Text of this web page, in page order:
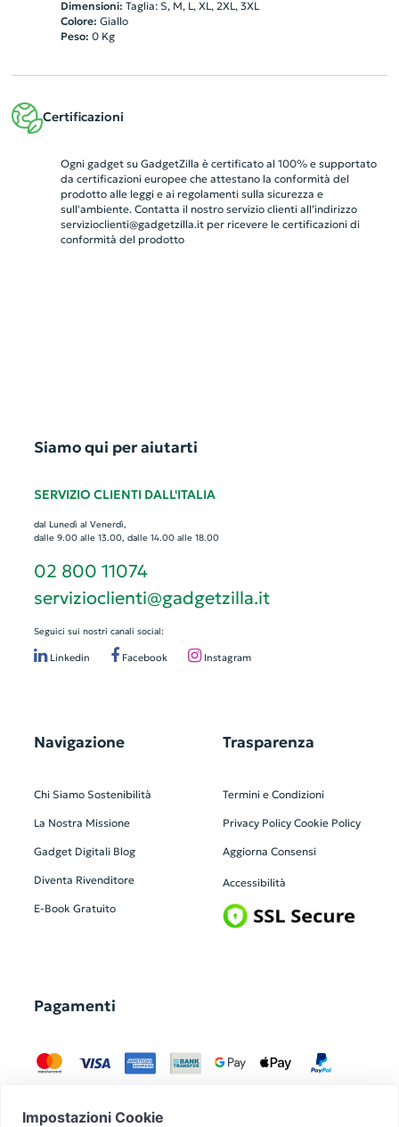
Dimensioni: Taglia: S, M, L, XL, 2XL, 3XL
Colore: Giallo
Peso: 0Kg
Certificazioni
Ogni gadget su GadgetZilla è certificato al 100% e supportato
da certificazioni europee che attestano la conformità del
prodotto alle leggi e ai regolamenti sulla sicurezza e
sull'ambiente. Contatta il nostro servizio clienti all’indirizzo
servizioclienti@gadgetzilla.itper ricevere le certificazioni di
conformità del prodotto
Siamo qui per aiutarti
SERVIZIO CLIENTI DALL'ITALIA
dal Lunedì al Venerdì,
dalle 9.00 alle 13.00, dalle 14.00 alle 18.00
02 800 11074
servizioclienti@gadgetzilla.it
Seguici sui nostri canali social:
Linkedin Facebook Instagram
Navigazione
Chi Siamo Sostenibilità
La Nostra Missione
Gadget Digitali Blog
Diventa Rivenditore
E-Book Gratuito
Trasparenza
Termini e Condizioni
Privacy Policy Cookie Policy
Aggiorna Consensi
Accessibilità
Pagamenti